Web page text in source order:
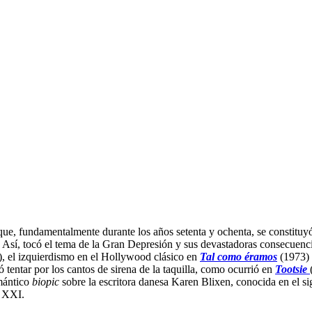
fundamentalmente durante los años setenta y ochenta, se
tocó el tema de la Gran Depresión y sus devastadoras
el izquierdismo en el Hollywood clásico en Tal como éramos (1973)
por los cantos de sirena de la taquilla, como ocurrió en Tootsie
biopic sobre la escritora danesa Karen Blixen, conocida en el
XXI.